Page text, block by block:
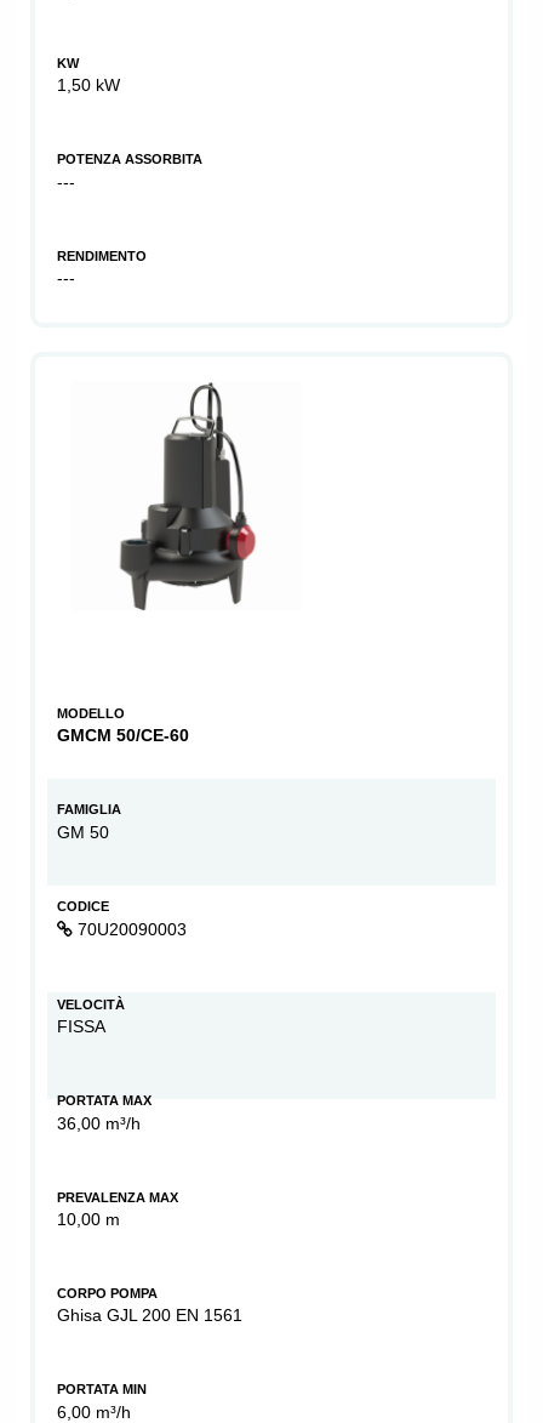
KW
1,50 kW
POTENZA ASSORBITA
---
RENDIMENTO
---
MODELLO
GMCM 50/CE-60
FAMIGLIA
GM 50
CODICE
70U20090003
VELOCITÀ
FISSA
PORTATA MAX
36,00 m³/h
PREVALENZA MAX
10,00 m
CORPO POMPA
Ghisa GJL 200 EN 1561
PORTATA MIN
6,00 m³/h